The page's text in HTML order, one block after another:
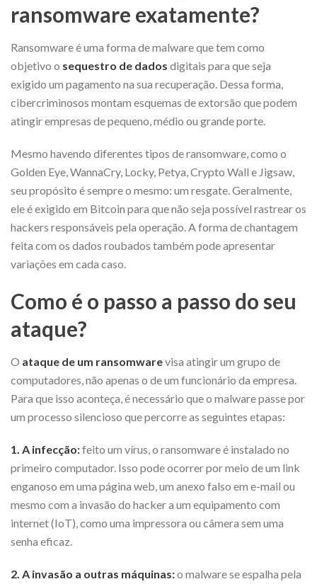
ransomware exatamente?
Ransomware é uma forma de malware que tem como
objetivo o sequestro de dados digitais para que seja
exigido um pagamento na sua recuperação. Dessa forma,
cibercriminosos montam esquemas de extorsão que podem
atingir empresas de pequeno, médio ou grande porte.
Mesmo havendo diferentes tipos de ransomware, como o
Golden Eye, WannaCry, Locky, Petya, Crypto Wall e Jigsaw,
seu propósito é sempre o mesmo: um resgate. Geralmente,
ele é exigido em Bitcoin para que não seja possível rastrear os
hackers responsáveis pela operação. A forma de chantagem
feita com os dados roubados também pode apresentar
variações em cada caso.
Como é o passo a passo do seu
ataque?
O ataque de um ransomwarevisa atingir um grupo de
computadores, não apenas o de um funcionário da empresa.
Para que isso aconteça, é necessário que o malware passe por
um processo silencioso que percorre as seguintes etapas:
1. A infecção:feito um vírus, o ransomware é instalado no
primeiro computador. Isso pode ocorrer por meio de um link
enganoso em uma página web, um anexo falso em e-mail ou
mesmo com a invasão do hacker a um equipamento com
internet (IoT), como uma impressora ou câmera sem uma
senha eficaz.
2. A invasão a outras máquinas:o malware se espalha pela